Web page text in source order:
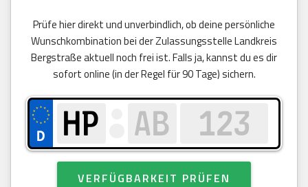
Prüfe hier direkt und unverbindlich, ob deine persönliche
Wunschkombination bei der Zulassungsstelle Landkreis
Bergstraße aktuell noch frei ist. Falls ja, kannst du es dir
sofort online (in der Regel für 90 Tage) sichern.
VERFÜGBARKEIT PRÜFEN